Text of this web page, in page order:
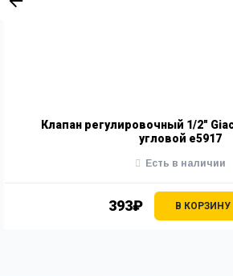
Клапан регулировочный 1/2"
угловой е5917
393₽ В КОРЗИНУ
Есть в наличии